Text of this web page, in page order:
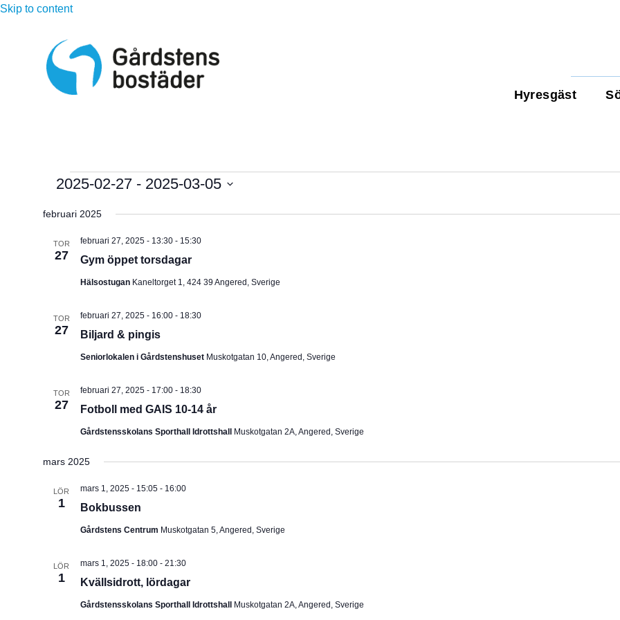
Skip to content
Hyresgäst
Evenemang
2025-02-27 - 2025-03-05
ä
j
u
februari 2025
TOR
27 Gym öppet torsdagar
februari 27, 2025 - 13:30- 15:30
Hälsostugan Kaneltorget 1, 424 39 Angered, Sverige
TOR
27 Biljard & pingis
februari 27, 2025 - 16:00- 18:30
Seniorlokalen i Gårdstenshuset Muskotgatan 10, Angered, Sverige
TOR
27 Fotboll med GAIS 10-14 år
februari 27, 2025 - 17:00- 18:30
Gårdstensskolans Sporthall Idrottshall Muskotgatan 2A, Angered, Sverige
mars 2025
LÖR
1 Bokbussen
mars 1, 2025 - 15:05- 16:00
Gårdstens Centrum Muskotgatan 5, Angered, Sverige
LÖR
1 Kvällsidrott, lördagar
mars 1, 2025 - 18:00- 21:30
Gårdstensskolans Sporthall Idrottshall Muskotgatan 2A, Angered, Sverige